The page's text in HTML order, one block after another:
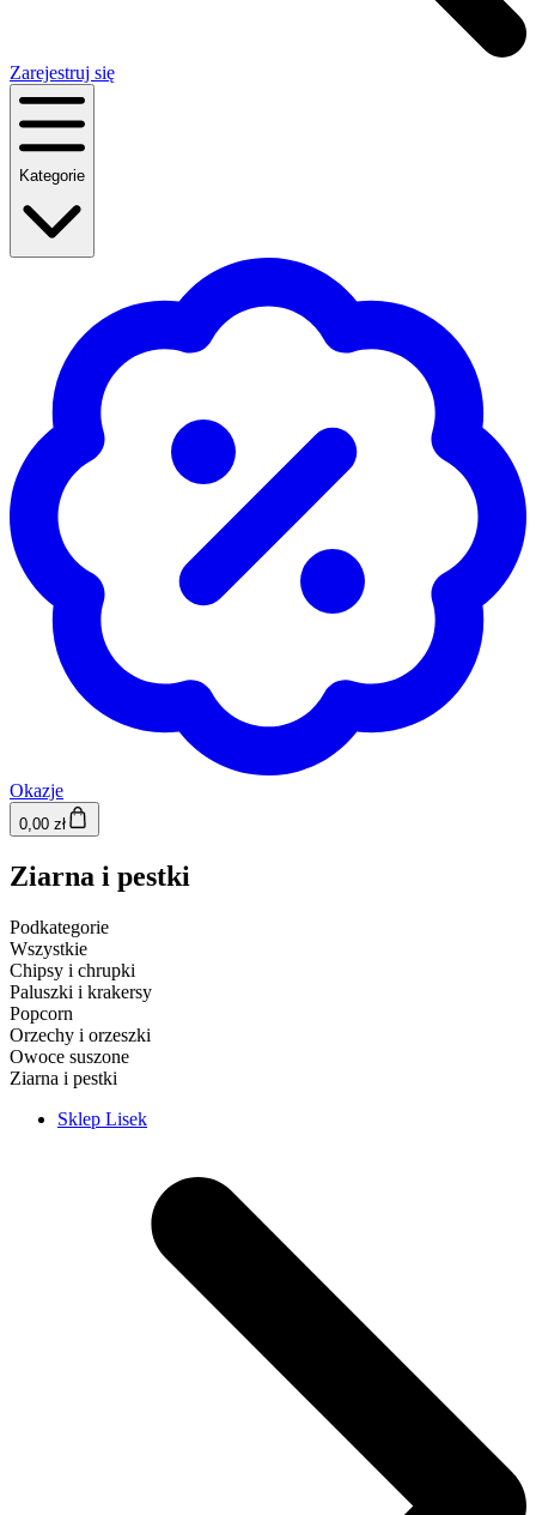
Zarejestruj się
Kategorie
Okazje
0,00 zł
Ziarna i pestki
Podkategorie
Wszystkie
Chipsy i chrupki
Paluszki i krakersy
Popcorn
Orzechy i orzeszki
Owoce suszone
Ziarna i pestki
Sklep Lisek